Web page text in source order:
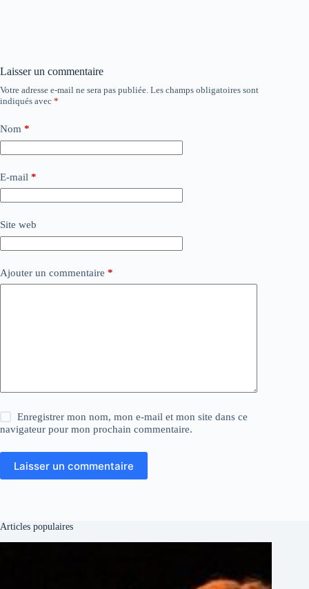
Laisser un commentaire
Votre adresse e-mail ne sera pas publiée. Les champs obligatoires sont
indiqués avec *
Nom *
E-mail *
Site web
Ajouter un commentaire *
Enregistrer mon nom, mon e-mail et mon site dans ce
navigateur pour mon prochain commentaire.
Laisser un commentaire
Articles populaires